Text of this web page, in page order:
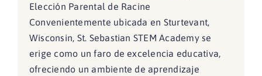
Elección Parental de Racine
Convenientemente ubicada en Sturtevant,
Wisconsin, St. Sebastian STEM Academy se
erige como un faro de excelencia educativa,
ofreciendo un ambiente de aprendizaje